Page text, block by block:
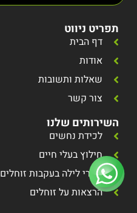
תפריט ניווט
דף הבית
אודות
שאלות ותשובות
צור קשר
השירותים שלנו
לכידת נחשים
חילוץ בעלי חיים
סיורי לילה בעקבות זוחלים
הרצאות על זוחלים